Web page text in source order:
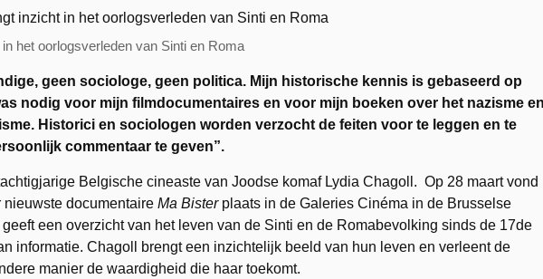
het oorlogsverleden van Sinti en Roma
geen sociologe, geen politica. Mijn historische kennis is gebaseerd op
nodig voor mijn filmdocumentaires en voor mijn boeken over het nazisme
Historici en sociologen worden verzocht de feiten voor te leggen en te
commentaar te geven”.
Belgische cineaste van Joodse komaf Lydia Chagoll. Op 28 maart vond
documentaire Ma Bisterplaats in de Galeries Cinéma in de Brusselse
een overzicht van het leven van de Sinti en de Romabevolking sinds de 17de
informatie. Chagoll brengt een inzichtelijk beeld van hun leven en verleent de
manier de waardigheid die haar toekomt.